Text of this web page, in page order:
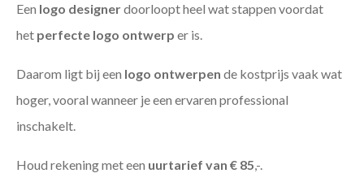
Een logo designerdoorloopt heel wat stappen voordat
het perfecte logo ontwerp er is.
Daarom ligt bij een logo ontwerpen de kostprijs vaak wat
hoger, vooral wanneer je een ervaren professional
inschakelt.
Houd rekening met een uurtarief van € 85,-.